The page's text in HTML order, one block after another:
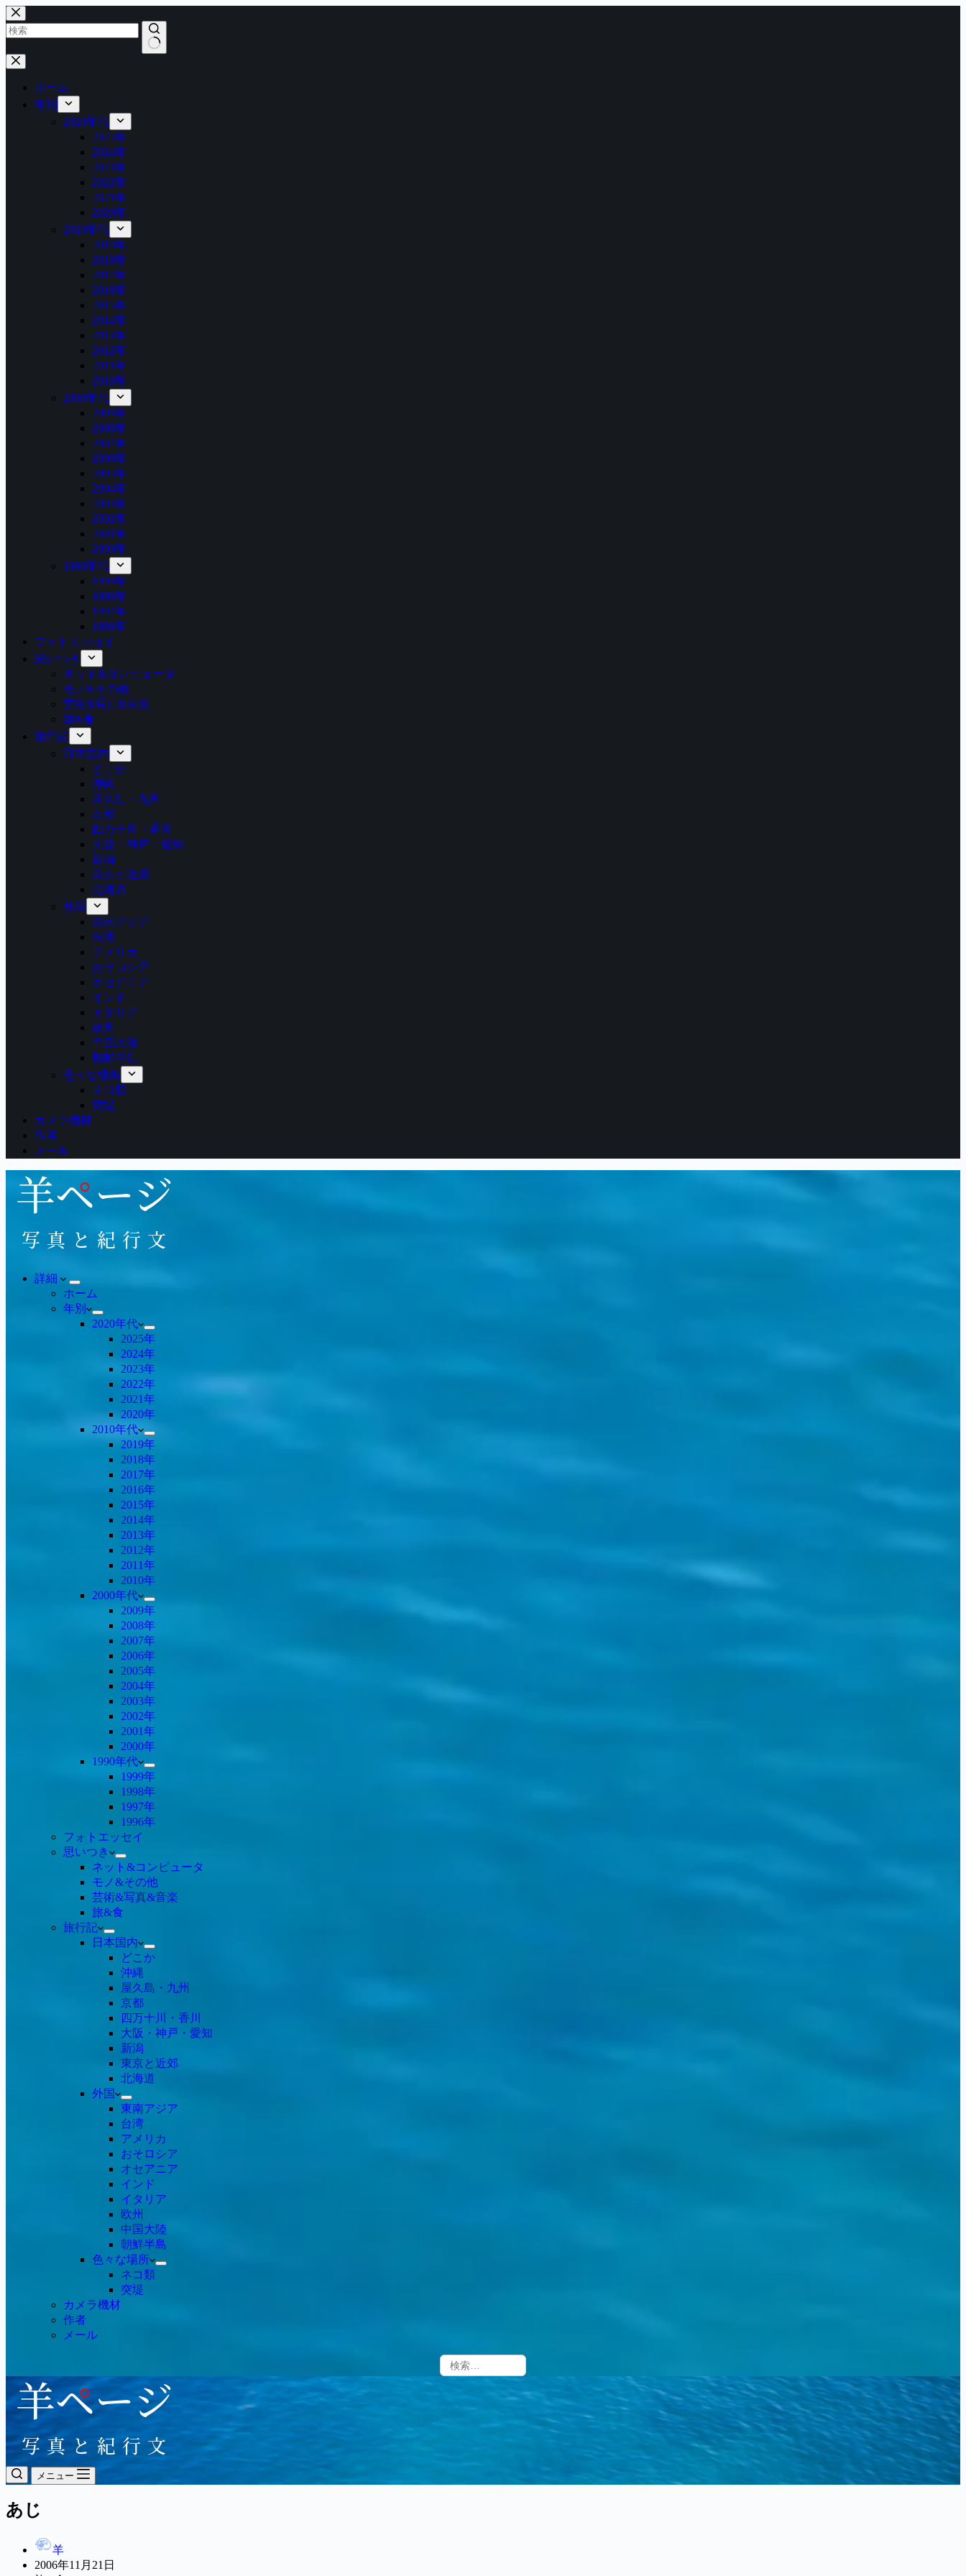
コ
ン
テ
ン
ツ
結
ホーム
年別
2020年代
2025年
2024年
2023年
2022年
2021年
2020年
2010年代
2019年
2018年
2017年
2016年
2015年
2014年
2013年
2012年
2011年
2010年
2000年代
2009年
2008年
2007年
2006年
2005年
2004年
2003年
2002年
2001年
2000年
1990年代
1999年
1998年
1997年
1996年
フォトエッセイ
思いつき
ネット&コンピュータ
モノ&その他
芸術&写真&音楽
旅&食
旅行記
日本国内
どこか
沖縄
屋久島・九州
京都
四万十川・香川
大阪・神戸・愛知
新潟
東京と近郊
北海道
外国
東南アジア
台湾
アメリカ
おそロシア
オセアニア
インド
イタリア
欧州
中国大陸
朝鮮半島
色々な場所
ネコ類
突堤
カメラ機材
作者
メール
詳細
ホーム
年別
2020年代
2025年
2024年
2023年
2022年
2021年
2020年
2010年代
2019年
2018年
2017年
2016年
2015年
2014年
2013年
2012年
2011年
2010年
2000年代
2009年
2008年
2007年
2006年
2005年
2004年
2003年
2002年
2001年
2000年
1990年代
1999年
1998年
1997年
1996年
フォトエッセイ
思いつき
ネット&コンピュータ
モノ&その他
芸術&写真&音楽
旅&食
旅行記
日本国内
どこか
沖縄
屋久島・九州
京都
四万十川・香川
大阪・神戸・愛知
新潟
東京と近郊
北海道
外国
東南アジア
台湾
アメリカ
おそロシア
オセアニア
インド
イタリア
欧州
中国大陸
朝鮮半島
色々な場所
ネコ類
突堤
カメラ機材
作者
メール
メニュー
あじ
羊
2006年11月21日